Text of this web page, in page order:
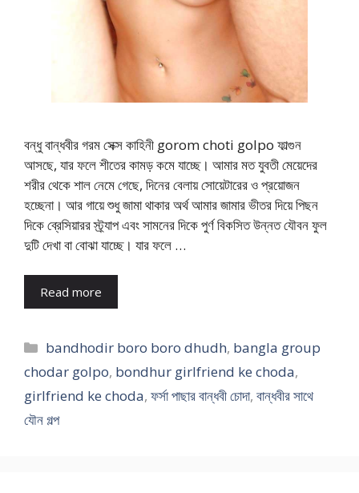
বন্ধু বান্ধবীর গরম সেক্স কাহিনী gorom choti golpo ফাল্গুন
আসছে, যার ফলে শীতের কামড় কমে যাচ্ছে। আমার মত যুবতী মেয়েদের
শরীর থেকে শাল নেমে গেছে, দিনের বেলায় সোয়েটারের ও প্রয়োজন
হচ্ছেনা। আর গায়ে শুধু জামা থাকার অর্থ আমার জামার ভীতর দিয়ে পিছন
দিকে ব্রেসিয়ারর স্ট্র্যাপ এবং সামনের দিকে পুর্ণ বিকসিত উন্নত যৌবন ফুল
দুটি দেখা বা বোঝা যাচ্ছে। যার ফলে …
Read more
Categories
bandhodir boro boro dhudh, bangla group
chodar golpo, bondhur girlfriend ke choda,
girlfriend ke choda, ফর্সা পাছার বান্ধবী চোদা, বান্ধবীর সাথে
যৌন গল্প